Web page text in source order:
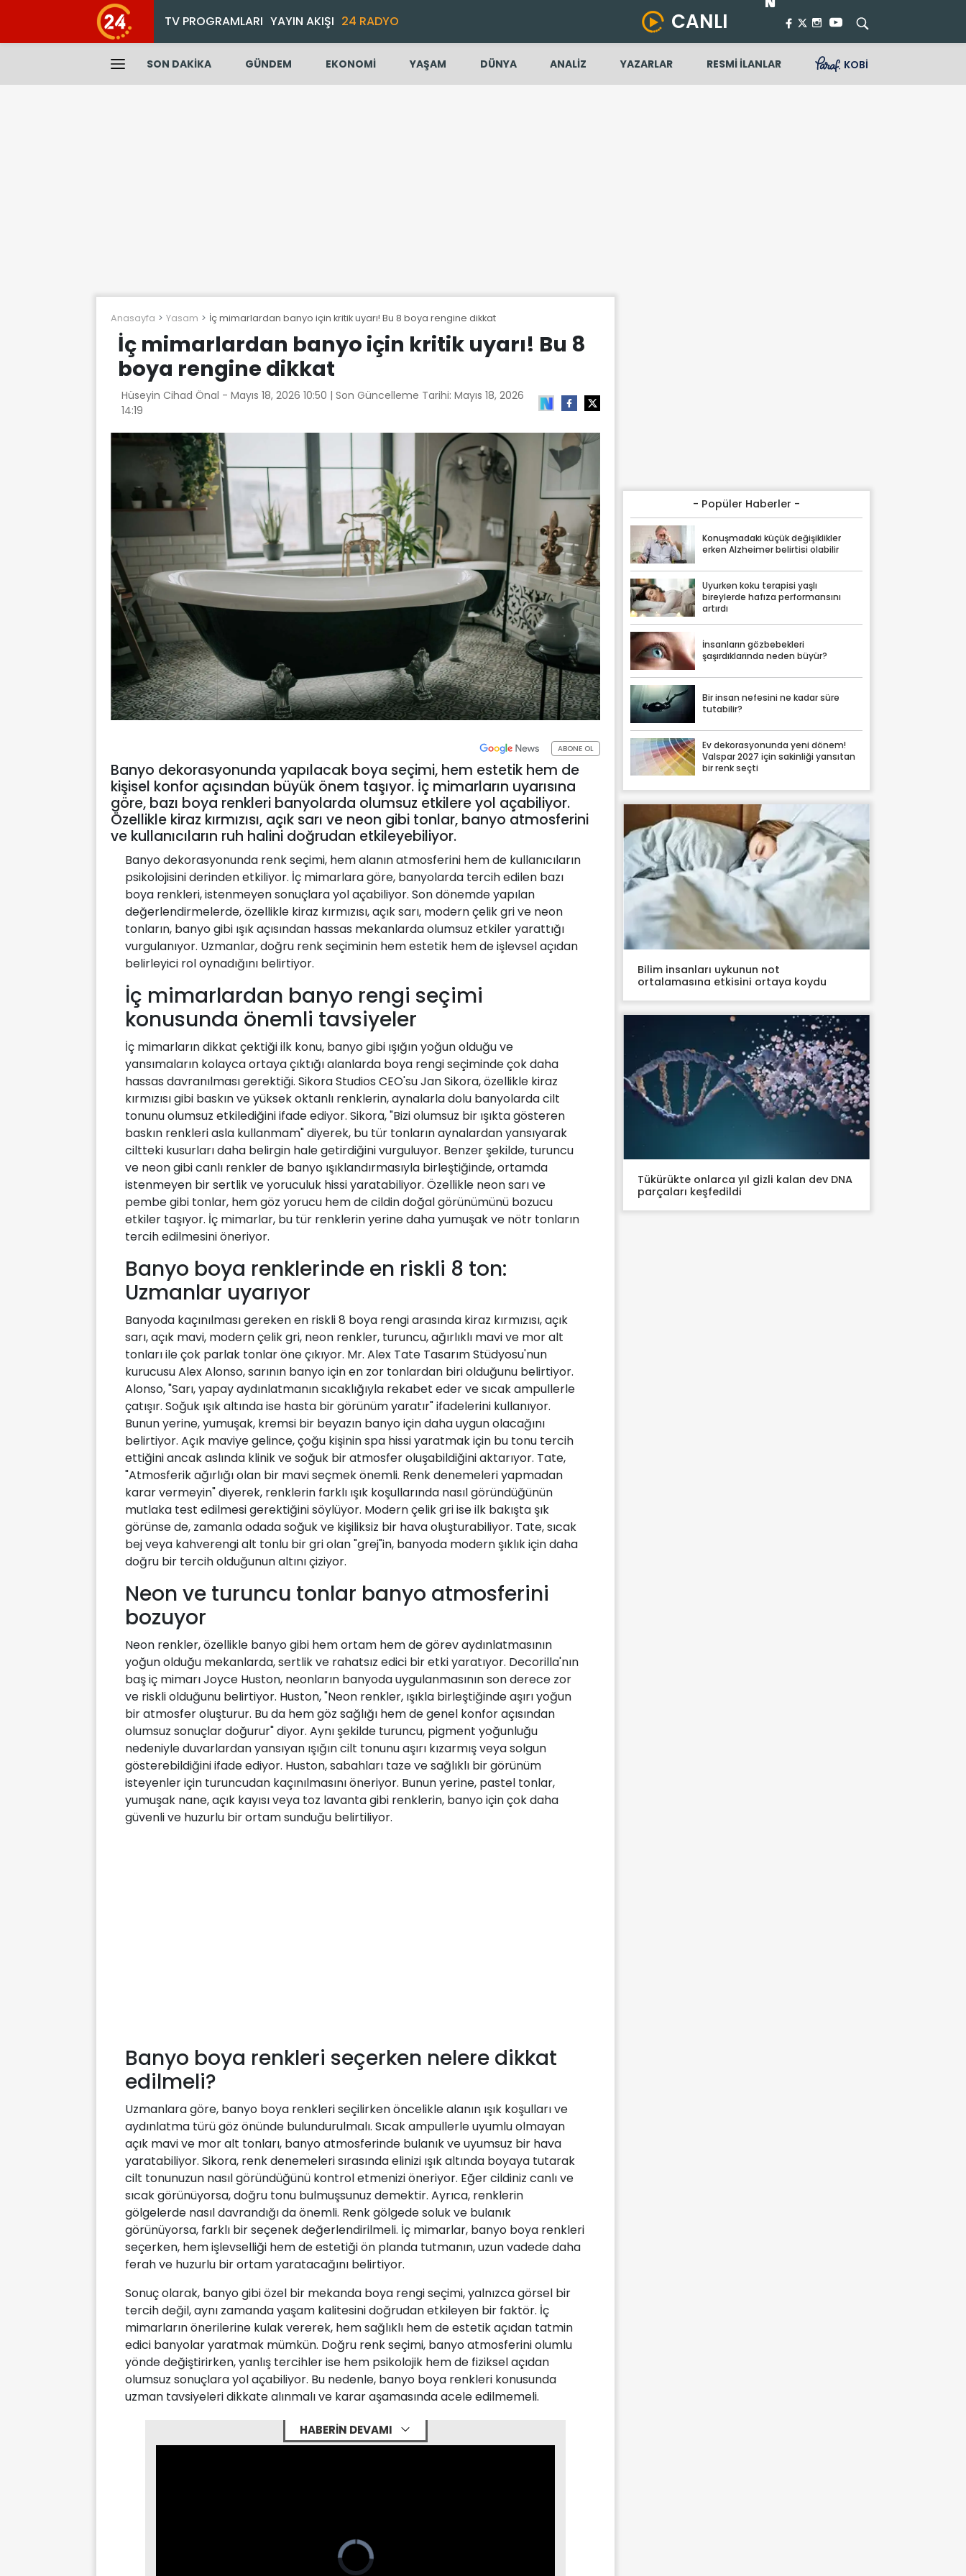
TV PROGRAMLARI YAYIN AKIŞI 24 RADYO CANLI
SON DAKİKA GÜNDEM EKONOMİ YAŞAM DÜNYA ANALİZ YAZARLAR RESMİ İLANLAR KOBİ
Anasayfa Yasam İç mimarlardan banyo için kritik uyarı! Bu 8 boya rengine dikkat
İç mimarlardan banyo için kritik uyarı! Bu 8
boya rengine dikkat
Hüseyin Cihad Önal - Mayıs 18, 2026 10:50 | Son Güncelleme Tarihi: Mayıs 18, 2026
14:19
ABONE OL
Banyo dekorasyonunda yapılacak boya seçimi, hem estetik hem de
kişisel konfor açısından büyük önem taşıyor. İç mimarların uyarısına
göre, bazı boya renkleri banyolarda olumsuz etkilere yol açabiliyor.
Özellikle kiraz kırmızısı, açık sarı ve neon gibi tonlar, banyo atmosferini
ve kullanıcıların ruh halini doğrudan etkileyebiliyor.
Banyo dekorasyonunda renk seçimi, hem alanın atmosferini hem de kullanıcıların
psikolojisini derinden etkiliyor. İç mimarlara göre, banyolarda tercih edilen bazı
boya renkleri, istenmeyen sonuçlara yol açabiliyor. Son dönemde yapılan
değerlendirmelerde, özellikle kiraz kırmızısı, açık sarı, modern çelik gri ve neon
tonların, banyo gibi ışık açısından hassas mekanlarda olumsuz etkiler yarattığı
vurgulanıyor. Uzmanlar, doğru renk seçiminin hem estetik hem de işlevsel açıdan
belirleyici rol oynadığını belirtiyor.
İç mimarlardan banyo rengi seçimi
konusunda önemli tavsiyeler
İç mimarların dikkat çektiği ilk konu, banyo gibi ışığın yoğun olduğu ve
yansımaların kolayca ortaya çıktığı alanlarda boya rengi seçiminde çok daha
hassas davranılması gerektiği. Sikora Studios CEO'su Jan Sikora, özellikle kiraz
kırmızısı gibi baskın ve yüksek oktanlı renklerin, aynalarla dolu banyolarda cilt
tonunu olumsuz etkilediğini ifade ediyor. Sikora, "Bizi olumsuz bir ışıkta gösteren
baskın renkleri asla kullanmam" diyerek, bu tür tonların aynalardan yansıyarak
ciltteki kusurları daha belirgin hale getirdiğini vurguluyor. Benzer şekilde, turuncu
ve neon gibi canlı renkler de banyo ışıklandırmasıyla birleştiğinde, ortamda
istenmeyen bir sertlik ve yoruculuk hissi yaratabiliyor. Özellikle neon sarı ve
pembe gibi tonlar, hem göz yorucu hem de cildin doğal görünümünü bozucu
etkiler taşıyor. İç mimarlar, bu tür renklerin yerine daha yumuşak ve nötr tonların
tercih edilmesini öneriyor.
Banyo boya renklerinde en riskli 8 ton:
Uzmanlar uyarıyor
Banyoda kaçınılması gereken en riskli 8 boya rengi arasında kiraz kırmızısı, açık
sarı, açık mavi, modern çelik gri, neon renkler, turuncu, ağırlıklı mavi ve mor alt
tonları ile çok parlak tonlar öne çıkıyor. Mr. Alex Tate Tasarım Stüdyosu'nun
kurucusu Alex Alonso, sarının banyo için en zor tonlardan biri olduğunu belirtiyor.
Alonso, "Sarı, yapay aydınlatmanın sıcaklığıyla rekabet eder ve sıcak ampullerle
çatışır. Soğuk ışık altında ise hasta bir görünüm yaratır" ifadelerini kullanıyor.
Bunun yerine, yumuşak, kremsi bir beyazın banyo için daha uygun olacağını
belirtiyor. Açık maviye gelince, çoğu kişinin spa hissi yaratmak için bu tonu tercih
ettiğini ancak aslında klinik ve soğuk bir atmosfer oluşabildiğini aktarıyor. Tate,
"Atmosferik ağırlığı olan bir mavi seçmek önemli. Renk denemeleri yapmadan
karar vermeyin" diyerek, renklerin farklı ışık koşullarında nasıl göründüğünün
mutlaka test edilmesi gerektiğini söylüyor. Modern çelik gri ise ilk bakışta şık
görünse de, zamanla odada soğuk ve kişiliksiz bir hava oluşturabiliyor. Tate, sıcak
bej veya kahverengi alt tonlu bir gri olan "grej"in, banyoda modern şıklık için daha
doğru bir tercih olduğunun altını çiziyor.
Neon ve turuncu tonlar banyo atmosferini
bozuyor
Neon renkler, özellikle banyo gibi hem ortam hem de görev aydınlatmasının
yoğun olduğu mekanlarda, sertlik ve rahatsız edici bir etki yaratıyor. Decorilla'nın
baş iç mimarı Joyce Huston, neonların banyoda uygulanmasının son derece zor
ve riskli olduğunu belirtiyor. Huston, "Neon renkler, ışıkla birleştiğinde aşırı yoğun
bir atmosfer oluşturur. Bu da hem göz sağlığı hem de genel konfor açısından
olumsuz sonuçlar doğurur" diyor. Aynı şekilde turuncu, pigment yoğunluğu
nedeniyle duvarlardan yansıyan ışığın cilt tonunu aşırı kızarmış veya solgun
gösterebildiğini ifade ediyor. Huston, sabahları taze ve sağlıklı bir görünüm
isteyenler için turuncudan kaçınılmasını öneriyor. Bunun yerine, pastel tonlar,
yumuşak nane, açık kayısı veya toz lavanta gibi renklerin, banyo için çok daha
güvenli ve huzurlu bir ortam sunduğu belirtiliyor.
Banyo boya renkleri seçerken nelere dikkat
edilmeli?
Uzmanlara göre, banyo boya renkleri seçilirken öncelikle alanın ışık koşulları ve
aydınlatma türü göz önünde bulundurulmalı. Sıcak ampullerle uyumlu olmayan
açık mavi ve mor alt tonları, banyo atmosferinde bulanık ve uyumsuz bir hava
yaratabiliyor. Sikora, renk denemeleri sırasında elinizi ışık altında boyaya tutarak
cilt tonunuzun nasıl göründüğünü kontrol etmenizi öneriyor. Eğer cildiniz canlı ve
sıcak görünüyorsa, doğru tonu bulmuşsunuz demektir. Ayrıca, renklerin
gölgelerde nasıl davrandığı da önemli. Renk gölgede soluk ve bulanık
görünüyorsa, farklı bir seçenek değerlendirilmeli. İç mimarlar, banyo boya renkleri
seçerken, hem işlevselliği hem de estetiği ön planda tutmanın, uzun vadede daha
ferah ve huzurlu bir ortam yaratacağını belirtiyor.
Sonuç olarak, banyo gibi özel bir mekanda boya rengi seçimi, yalnızca görsel bir
tercih değil, aynı zamanda yaşam kalitesini doğrudan etkileyen bir faktör. İç
mimarların önerilerine kulak vererek, hem sağlıklı hem de estetik açıdan tatmin
edici banyolar yaratmak mümkün. Doğru renk seçimi, banyo atmosferini olumlu
yönde değiştirirken, yanlış tercihler ise hem psikolojik hem de fiziksel açıdan
olumsuz sonuçlara yol açabiliyor. Bu nedenle, banyo boya renkleri konusunda
uzman tavsiyeleri dikkate alınmalı ve karar aşamasında acele edilmemeli.
HABERİN DEVAMI
Video
Player
is
loading.
- Popüler Haberler -
Konuşmadaki küçük değişiklikler
erken Alzheimer belirtisi olabilir
Uyurken koku terapisi yaşlı
bireylerde hafıza performansını
artırdı
İnsanların gözbebekleri
şaşırdıklarında neden büyür?
Bir insan nefesini ne kadar süre
tutabilir?
Ev dekorasyonunda yeni dönem!
Valspar 2027 için sakinliği yansıtan
bir renk seçti
Bilim insanları uykunun not
ortalamasına etkisini ortaya koydu
Tükürükte onlarca yıl gizli kalan dev DNA
parçaları keşfedildi